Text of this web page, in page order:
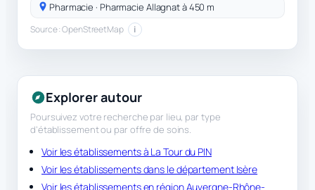
Pharmacie · Pharmacie Allagnat à 450 m
Source : OpenStreetMap i
Explorer autour
Poursuivez votre recherche par lieu, par type
d’établissement ou par offre de soins.
Voir les établissements à La Tour du PIN
Voir les établissements dans le département Isère
Voir les établissements en région Auvergne-Rhône-